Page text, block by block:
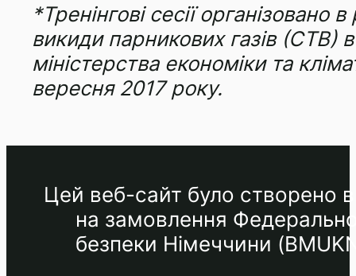
*Тренінгові сесії
викиди парникових газів (СТВ)
міністерства економіки та
вересня 2017 року.
Цей веб-сайт було створено
на замовлення
безпеки Німеччини